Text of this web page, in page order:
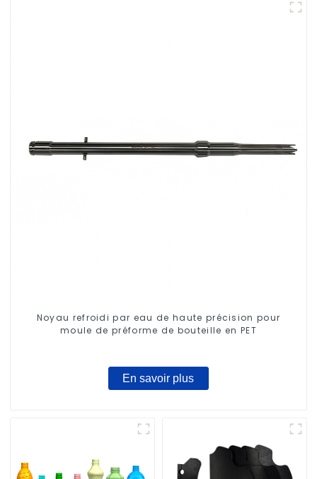
Noyau refroidi par eau de haute précision pour
moule de préforme de bouteille en PET
En savoir plus